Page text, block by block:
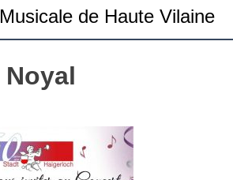
de Haute Vilaine
Noyal